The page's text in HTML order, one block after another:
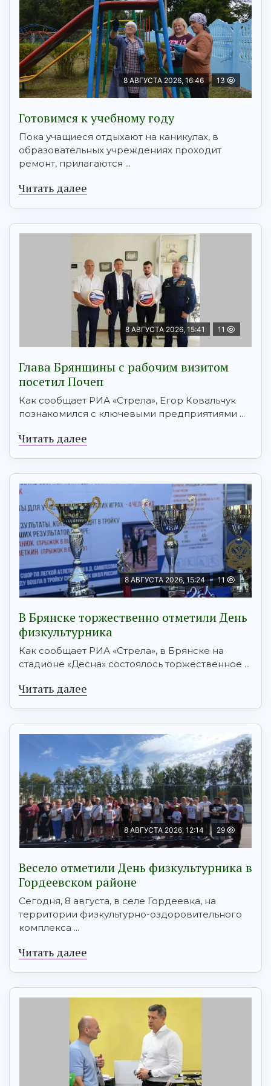
8 АВГУСТА 2026, 16:46 13
Готовимся к учебному году
Пока учащиеся отдыхают на каникулах, в
образовательных учреждениях проходит
ремонт, прилагаются ...
Читать далее
8 АВГУСТА 2026, 15:41 11
Глава Брянщины с рабочим визитом
посетил Почеп
Как сообщает РИА «Стрела», Егор Ковальчук
познакомился с ключевыми предприятиями ...
Читать далее
8 АВГУСТА 2026, 15:24 11
В Брянске торжественно отметили День
физкультурника
Как сообщает РИА «Стрела», в Брянске на
стадионе «Десна» состоялось торжественное ...
Читать далее
8 АВГУСТА 2026, 12:14 29
Весело отметили День физкультурника в
Гордеевском районе
Сегодня, 8 августа, в селе Гордеевка, на
территории физкультурно-оздоровительного
комплекса ...
Читать далее